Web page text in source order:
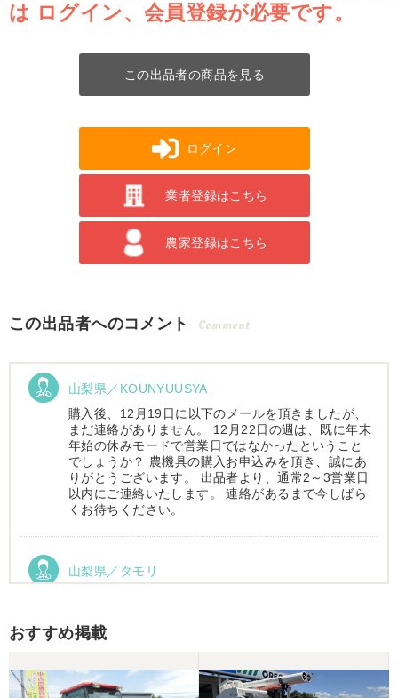
は ログイン、会員登録が必要です。
この出品者の商品を見る
ログイン
業者登録はこちら
農家登録はこちら
この出品者へのコメント Comment
山梨県／KOUNYUUSYA
購入後、12月19日に以下のメールを頂きましたが、
まだ連絡がありません。 12月22日の週は、既に年末
年始の休みモードで営業日ではなかったということ
でしょうか？ 農機具の購入お申込みを頂き、誠にあ
りがとうございます。 出品者より、通常2～3営業日
以内にご連絡いたします。 連絡があるまで今しばら
くお待ちください。
山梨県／タモリ
だきます。ありがとうございました。
山梨県／伊藤明久
おすすめ掲載